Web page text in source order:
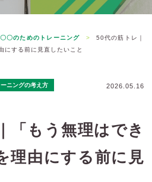
〇〇のためのトレーニング >
50代の筋トレ｜
にする前に見直したいこと
ーニングの考え方 2026.05.16
「もう無理はでき
理由にする前に見